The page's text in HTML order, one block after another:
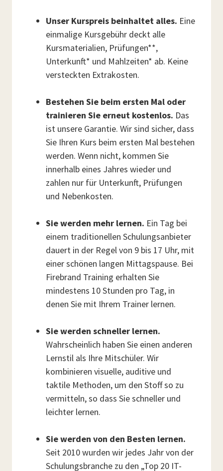
Unser Kurspreis beinhaltet alles. Eine
einmalige Kursgebühr deckt alle
Kursmaterialien, Prüfungen**,
Unterkunft* und Mahlzeiten* ab. Keine
versteckten Extrakosten.
Bestehen Sie beim ersten Mal oder
trainieren Sie erneut kostenlos. Das
ist unsere Garantie. Wir sind sicher, dass
Sie Ihren Kurs beim ersten Mal bestehen
werden. Wenn nicht, kommen Sie
innerhalb eines Jahres wieder und
zahlen nur für Unterkunft, Prüfungen
und Nebenkosten.
Sie werden mehr lernen. Ein Tag bei
einem traditionellen Schulungsanbieter
dauert in der Regel von 9 bis 17 Uhr, mit
einer schönen langen Mittagspause. Bei
Firebrand Training erhalten Sie
mindestens 10 Stunden pro Tag, in
denen Sie mit Ihrem Trainer lernen.
Sie werden schneller lernen.
Wahrscheinlich haben Sie einen anderen
Lernstil als Ihre Mitschüler. Wir
kombinieren visuelle, auditive und
taktile Methoden, um den Stoff so zu
vermitteln, so dass Sie schneller und
leichter lernen.
Sie werden von den Besten lernen.
Seit 2010 wurden wir jedes Jahr von der
Schulungsbranche zu den „Top 20 IT-